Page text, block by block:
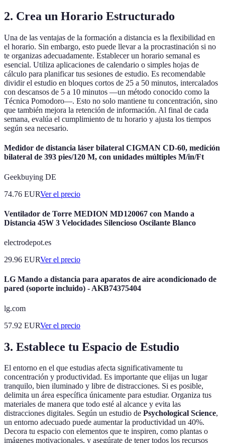
2. Crea un Horario Estructurado
Una de las ventajas de la formación a distancia es la flexibilidad en
el horario. Sin embargo, esto puede llevar a la procrastinación si no
te organizas adecuadamente. Establecer un horario semanal es
esencial. Utiliza aplicaciones de calendario o simples hojas de
cálculo para planificar tus sesiones de estudio. Es recomendable
dividir el estudio en bloques cortos de 25 a 50 minutos, intercalados
con descansos de 5 a 10 minutos —un método conocido como la
Técnica Pomodoro—. Esto no solo mantiene tu concentración, sino
que también mejora la retención de información. Al final de cada
semana, evalúa el cumplimiento de tu horario y ajusta los tiempos
según sea necesario.
Medidor de distancia láser bilateral CIGMAN CD-60, medición
bilateral de 393 pies/120 M, con unidades múltiples M/in/Ft
Geekbuying DE
74.76 EURVer el precio
Ventilador de Torre MEDION MD120067 con Mando a
Distancia 45W 3 Velocidades Silencioso Oscilante Blanco
electrodepot.es
29.96 EURVer el precio
LG Mando a distancia para aparatos de aire acondicionado de
pared (soporte incluido) - AKB74375404
lg.com
57.92 EURVer el precio
3. Establece tu Espacio de Estudio
El entorno en el que estudias afecta significativamente tu
concentración y productividad. Es importante que elijas un lugar
tranquilo, bien iluminado y libre de distracciones. Si es posible,
delimita un área específica únicamente para estudiar. Organiza tus
materiales de manera que todo esté al alcance y evita las
distracciones digitales. Según un estudio de Psychological Science,
un entorno adecuado puede aumentar la productividad un 40%.
Decora tu espacio con elementos que te inspiren, como plantas o
imágenes motivacionales, y asegúrate de tener todos los recursos